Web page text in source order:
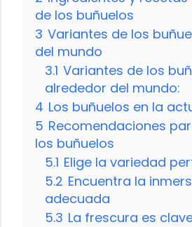
de los buñuelos
3 Variantes de los
del mundo
3.1 Variantes de los
alrededor del mundo:
4 Los buñuelos en la
5 Recomendaciones
los buñuelos
5.1 Elige la variedad
5.2 Encuentra la
adecuada
5.3 La frescura es